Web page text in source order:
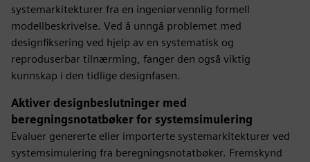
systemarkitekturer fra en ingeniørvennlig formell
modellbeskrivelse. Ved å unngå problemet med
designfiksering ved hjelp av en systematisk og
reproduserbar tilnærming, fanger den også viktig
kunnskap i den tidlige designfasen.
Aktiver designbeslutninger med
beregningsnotatbøker for systemsimulering
Evaluer genererte eller importerte systemarkitekturer ved
systemsimulering fra beregningsnotatbøker. Fremskynd